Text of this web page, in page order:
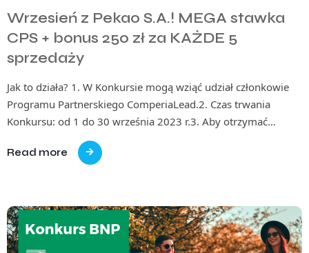
Wrzesień z Pekao S.A.! MEGA stawka
CPS + bonus 250 zł za KAŻDE 5
sprzedaży
Jak to działa? 1. W Konkursie mogą wziąć udział członkowie
Programu Partnerskiego ComperiaLead.2. Czas trwania
Konkursu: od 1 do 30 września 2023 r.3. Aby otrzymać…
Read more